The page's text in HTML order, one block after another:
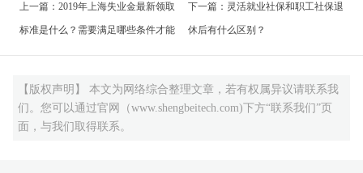
以上三个就是省呗君今天给大家介绍的关于退
休时社保还没有缴满15年这种情况的处理方法，大
上一篇： 2019年上海失业金最新领取
标准是什么？需要满足哪些条件才能
领取？
下一篇： 灵活就业社保和职工社保退
休后有什么区别？
【版权声明】 本文为网络综合整理文章，若有权属异议请联系我
们。您可以通过官网（www.shengbeitech.com)下方“联系我们”页
面，与我们取得联系。